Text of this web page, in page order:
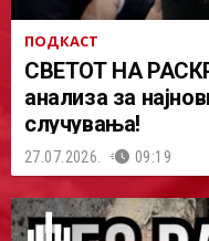
ПОДКАСТ
СВЕТОТ НА
анализа за
случувања!
27.07.2026. 09:19